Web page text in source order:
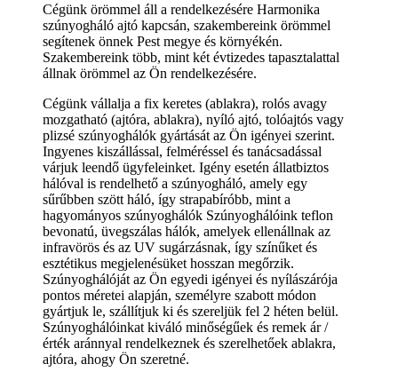
Cégünk örömmel áll a rendelkezésére Harmonika
szúnyogháló ajtó kapcsán, szakembereink örömmel
segítenek önnek Pest megye és környékén.
Szakembereink több, mint két évtizedes tapasztalattal
állnak örömmel az Ön rendelkezésére.
Cégünk vállalja a fix keretes (ablakra), rolós avagy
mozgatható (ajtóra, ablakra), nyíló ajtó, tolóajtós vagy
plizsé szúnyoghálók gyártását az Ön igényei szerint.
Ingyenes kiszállással, felméréssel és tanácsadással
várjuk leendő ügyfeleinket. Igény esetén állatbiztos
hálóval is rendelhető a szúnyogháló, amely egy
sűrűbben szött háló, így strapabíróbb, mint a
hagyományos szúnyoghálók Szúnyoghálóink teflon
bevonatú, üvegszálas hálók, amelyek ellenállnak az
infravörös és az UV sugárzásnak, így színűket és
esztétikus megjelenésüket hosszan megőrzik.
Szúnyoghálóját az Ön egyedi igényei és nyílászárója
pontos méretei alapján, személyre szabott módon
gyártjuk le, szállítjuk ki és szereljük fel 2 héten belül.
Szúnyoghálóinkat kiváló minőségűek és remek ár /
érték aránnyal rendelkeznek és szerelhetőek ablakra,
ajtóra, ahogy Ön szeretné.